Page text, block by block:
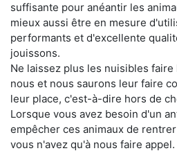
suffisante pour anéantir les
mieux aussi être en mesure
performants et d'excellente
jouissons.
Ne laissez plus les nuisibles
nous et nous saurons leur faire
leur place, c'est-à-dire hors de
Lorsque vous avez besoin d'un
empêcher ces animaux de
vous n'avez qu'à nous faire appel.